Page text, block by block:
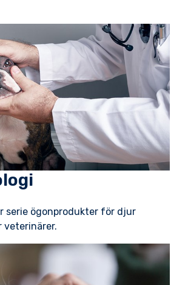
serie ögonprodukter för djur
veterinärer.